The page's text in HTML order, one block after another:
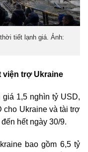
tiết lạnh giá. Ảnh:
viện trợ Ukraine
1,5 nghìn tỷ USD,
cho Ukraine và tài trợ
hết ngày 30/9.
bao gồm 6,5 tỷ